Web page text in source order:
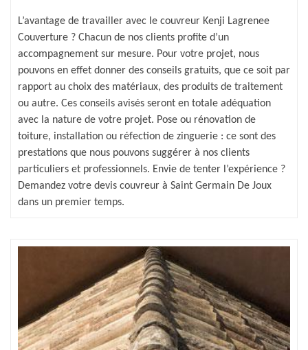
L’avantage de travailler avec le couvreur Kenji Lagrenee
Couverture ? Chacun de nos clients profite d’un
accompagnement sur mesure. Pour votre projet, nous
pouvons en effet donner des conseils gratuits, que ce soit par
rapport au choix des matériaux, des produits de traitement
ou autre. Ces conseils avisés seront en totale adéquation
avec la nature de votre projet. Pose ou rénovation de
toiture, installation ou réfection de zinguerie : ce sont des
prestations que nous pouvons suggérer à nos clients
particuliers et professionnels. Envie de tenter l’expérience ?
Demandez votre devis couvreur à Saint Germain De Joux
dans un premier temps.